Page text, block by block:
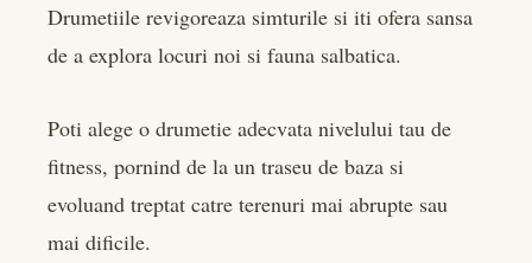
Drumetiile revigoreaza simturile si iti ofera sansa
de a explora locuri noi si fauna salbatica.
Poti alege o drumetie adecvata nivelului tau de
fitness, pornind de la un traseu de baza si
evoluand treptat catre terenuri mai abrupte sau
mai dificile.